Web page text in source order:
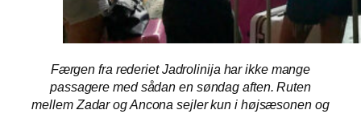
Færgen fra rederiet Jadrolinija har ikke mange
passagere med sådan en søndag aften. Ruten
mellem Zadar og Ancona sejler kun i højsæsonen og